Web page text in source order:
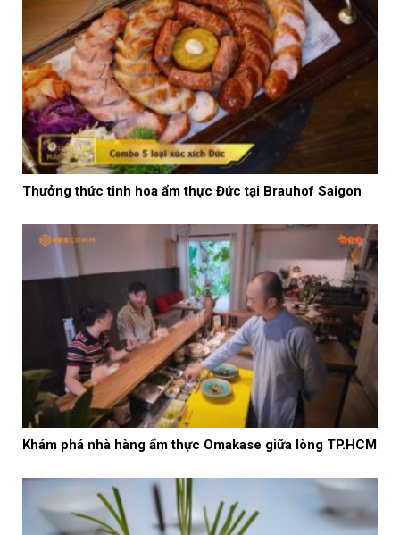
Thưởng thức tinh hoa ẩm thực Đức tại Brauhof Saigon
Khám phá nhà hàng ẩm thực Omakase giữa lòng TP.HCM